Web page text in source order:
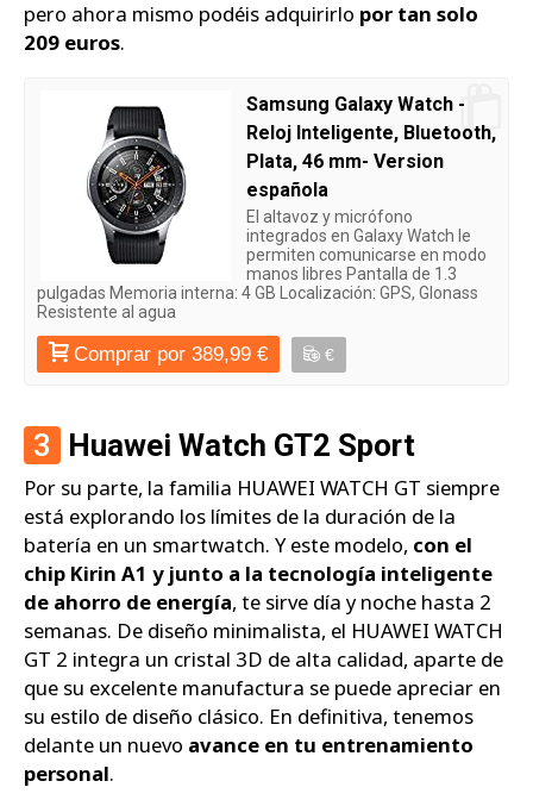
pero ahora mismo podéis adquirirlo por tan solo
209 euros.
Samsung Galaxy Watch -
Reloj Inteligente, Bluetooth,
Plata, 46 mm- Version
española
El altavoz y micrófono
integrados en Galaxy Watch le
permiten comunicarse en modo
manos libres Pantalla de 1.3
pulgadas Memoria interna: 4 GB Localización: GPS, Glonass
Resistente al agua
Comprar por 389,99 € €
3 Huawei Watch GT2 Sport
Por su parte, la familia HUAWEI WATCH GT siempre
está explorando los límites de la duración de la
batería en un smartwatch. Y este modelo, con el
chip Kirin A1 y junto a la tecnología inteligente
de ahorro de energía, te sirve día y noche hasta 2
semanas. De diseño minimalista, el HUAWEI WATCH
GT 2 integra un cristal 3D de alta calidad, aparte de
que su excelente manufactura se puede apreciar en
su estilo de diseño clásico. En definitiva, tenemos
delante un nuevo avance en tu entrenamiento
personal.